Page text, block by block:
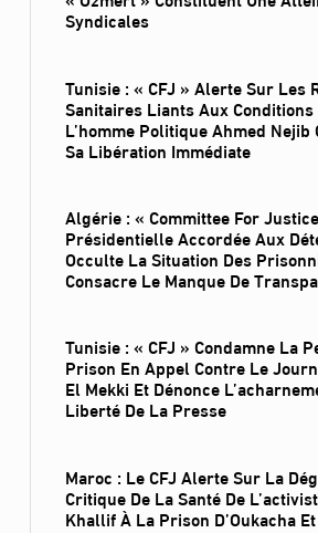
Syndicales
Tunisie : « CFJ » Alerte Sur Les
Sanitaires Liants Aux Conditions
L’homme Politique Ahmed Nejib
Sa Libération Immédiate
Algérie : « Committee For
Présidentielle Accordée Aux
Occulte La Situation Des
Consacre Le Manque De
Tunisie : « CFJ » Condamne La
Prison En Appel Contre Le
El Mekki Et Dénonce
Liberté De La Presse
Maroc : Le CFJ Alerte Sur La
Critique De La Santé De
Khallif À La Prison D’Oukacha